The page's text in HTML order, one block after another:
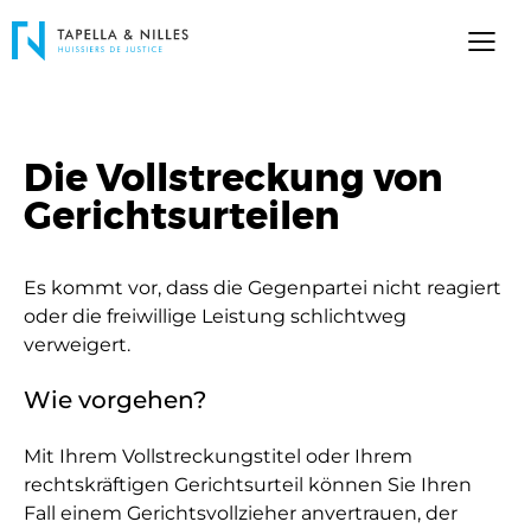
Die Vollstreckung von
Gerichtsurteilen
Es kommt vor, dass die Gegenpartei nicht reagiert
oder die freiwillige Leistung schlichtweg
verweigert.
Wie vorgehen?
Mit Ihrem Vollstreckungstitel oder Ihrem
rechtskräftigen Gerichtsurteil können Sie Ihren
Fall einem Gerichtsvollzieher anvertrauen, der